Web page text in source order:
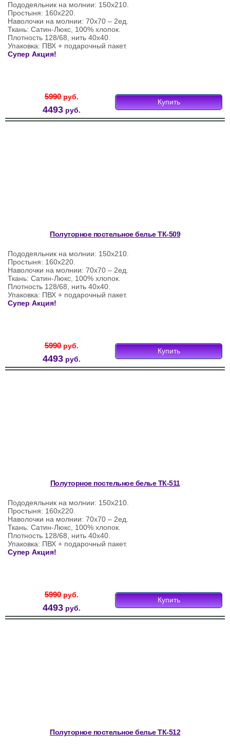
Пододеяльник на молнии: 150х210.
Простыня: 160х220.
Наволочки на молнии: 70х70 – 2ед.
Ткань: Сатин-Люкс, 100% хлопок.
Плотность 128/68, нить 40х40.
Упаковка: ПВХ + подарочный пакет.
Супер Акция!
5990руб.
4493руб.
Купить
Полуторное постельное белье ТК-509
Пододеяльник на молнии: 150х210.
Простыня: 160х220.
Наволочки на молнии: 70х70 – 2ед.
Ткань: Сатин-Люкс, 100% хлопок.
Плотность 128/68, нить 40х40.
Упаковка: ПВХ + подарочный пакет.
Супер Акция!
5990руб.
4493руб.
Купить
Полуторное постельное белье ТК-511
Пододеяльник на молнии: 150х210.
Простыня: 160х220.
Наволочки на молнии: 70х70 – 2ед.
Ткань: Сатин-Люкс, 100% хлопок.
Плотность 128/68, нить 40х40.
Упаковка: ПВХ + подарочный пакет.
Супер Акция!
5990руб.
4493руб.
Купить
Полуторное постельное белье ТК-512